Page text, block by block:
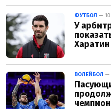
ФУТБОЛ — 10
У
ВОЛЕЙБОЛ —